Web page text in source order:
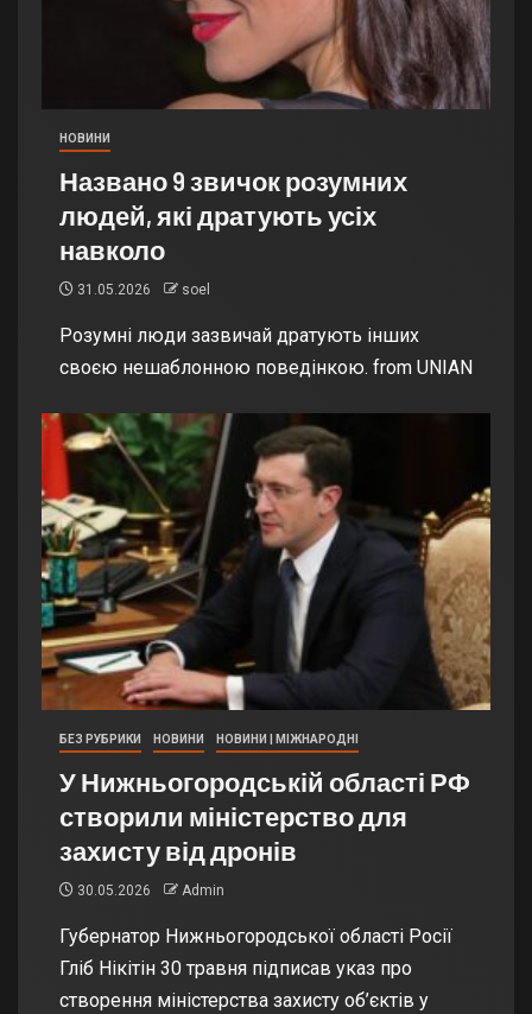
НОВИНИ
Названо 9 звичок розумних
людей, які дратують усіх
навколо
31.05.2026 soel
Розумні люди зазвичай дратують інших
своєю нешаблонною поведінкою. from UNIAN
БЕЗ РУБРИКИ НОВИНИ НОВИНИ | МІЖНАРОДНІ
У Нижньогородській області РФ
створили міністерство для
захисту від дронів
30.05.2026 Admin
Губернатор Нижньогородської області Росії
Гліб Нікітін 30 травня підписав указ про
створення міністерства захисту об’єктів у